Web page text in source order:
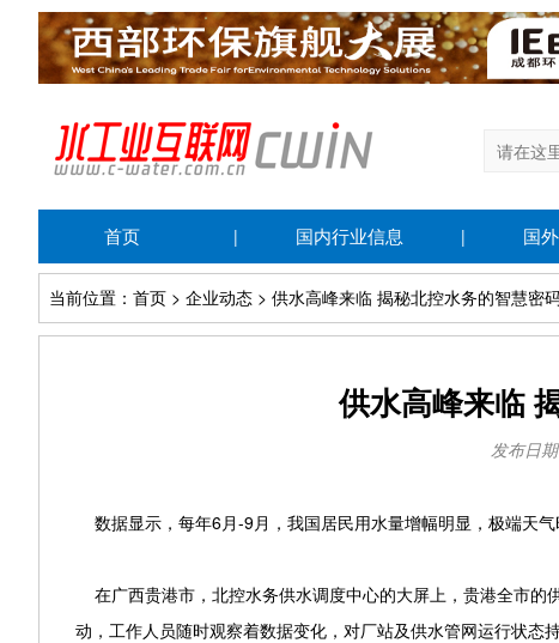
首页 | 国内行业信息 | 国
当前位置：首页 > 企业动态 > 供水高峰来临 揭秘北控水务的智慧密
供水高峰来临
发布日
数据显示，每年6月-9月，我国居民用水量增幅明显，极端天气
在广西贵港市，北控水务供水调度中心的大屏上，贵港全市的
动，工作人员随时观察着数据变化，对厂站及供水管网运行状